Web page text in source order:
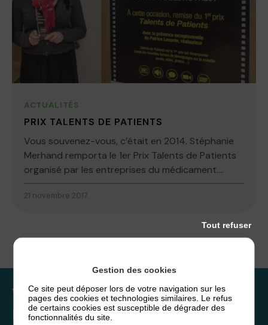
ACTUALITÉS
PRIX TALENTS DE PATIENTS
Vous souvenez-vous, c’était en 2014. Stéphanie
Merhand remporta le 1er Prix Talents de Patients
organisé par les entreprises du médicament....
21 novembre 2017
Vous souhaitez rejoindre
l’association ou faire un don ?
Gestion des cookies
Ce site peut déposer lors de votre navigation sur les
pages des cookies et technologies similaires. Le refus
de certains cookies est susceptible de dégrader des
fonctionnalités du site.
Tout refuser